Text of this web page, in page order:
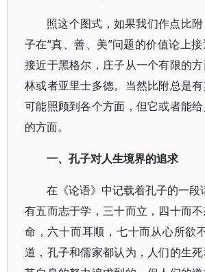
照这个图式，如果我们作点比
子在“真、善、美”问题的价值论上
接近于黑格尔，庄子从一个有限的
林或者亚里士多德。当然比附总是
可能照顾到各个方面，但它或者能
的方面。
一、孔子对人生境界的追求
在《论语》中记载着孔子的一段
有五而志于学，三十而立，四十而
命，六十而耳顺，七十而从心所欲
道，孔子和儒家都认为，人们的生